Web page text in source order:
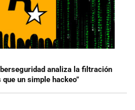
analiza la filtración
un simple hackeo”